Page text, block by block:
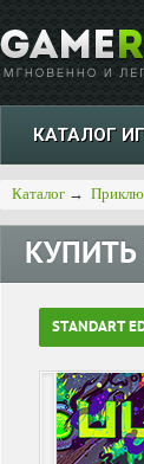
КАТАЛОГ
Каталог →
КУПИТЬ
STANDART